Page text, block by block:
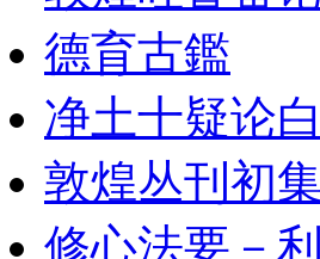
德育古鑑
净土十疑论
敦煌丛刊初
修心法要－